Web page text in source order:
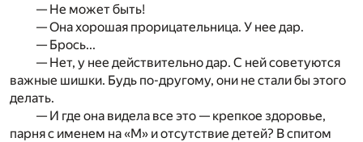
— Не может быть!
— Она хорошая прорицательница. У нее дар.
— Брось...
— Нет, у нее действительно дар. С ней советуются
важные шишки. Будь по-другому, они не стали бы этого
делать.
— И где она видела все это — крепкое здоровье,
парня с именем на «М» и отсутствие детей? В спитом